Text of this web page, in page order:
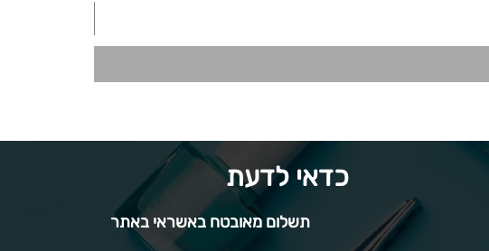
כדאי לדעת
תשלום מאובטח באשראי באתר